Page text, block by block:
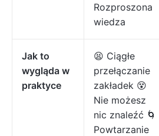
Rozproszona
wiedza
Jak to
wygląda w
praktyce
😫 Ciągłe
przełączanie
zakładek 😵
Nie możesz
nic znaleźć 🌀
Powtarzanie